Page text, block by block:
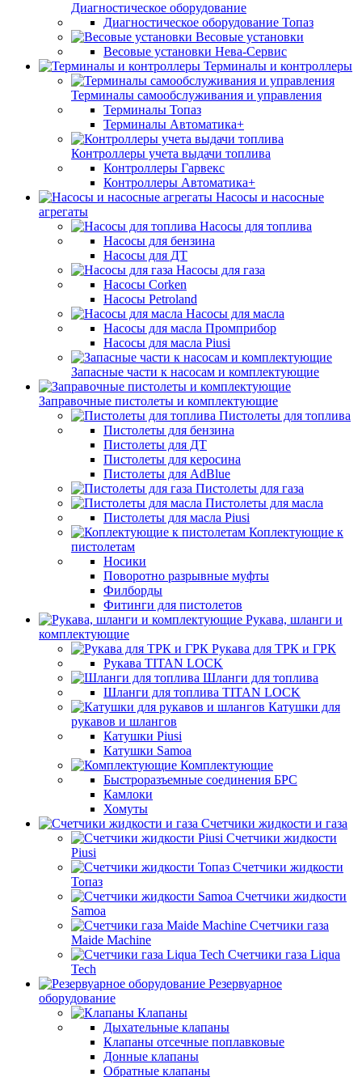
Диагностическое оборудование
Диагностическое оборудование Топаз
Весовые установки
Весовые установки Нева-Сервис
Терминалы и контроллеры
Терминалы самообслуживания и управления
Терминалы Топаз
Терминалы Автоматика+
Контроллеры учета выдачи топлива
Контроллеры Гарвекс
Контроллеры Автоматика+
Насосы и насосные
агрегаты
Насосы для топлива
Насосы для бензина
Насосы для ДТ
Насосы для газа
Насосы Corken
Насосы Petroland
Насосы для масла
Насосы для масла Промприбор
Насосы для масла Piusi
Запасные части к насосам и комплектующие
Заправочные пистолеты и комплектующие
Пистолеты для топлива
Пистолеты для бензина
Пистолеты для ДТ
Пистолеты для керосина
Пистолеты для AdBlue
Пистолеты для газа
Пистолеты для масла
Пистолеты для масла Piusi
Коплектующие к
пистолетам
Носики
Поворотно разрывные муфты
Филборды
Фитинги для пистолетов
Рукава, шланги и
комплектующие
Рукава для ТРК и ГРК
Рукава TITAN LOCK
Шланги для топлива
Шланги для топлива TITAN LOCK
Катушки для
рукавов и шлангов
Катушки Piusi
Катушки Samoa
Комплектующие
Быстроразъемные соединения БРС
Камлоки
Хомуты
Счетчики жидкости и газа
Счетчики жидкости
Piusi
Счетчики жидкости
Топаз
Счетчики жидкости
Samoa
Счетчики газа
Maide Machine
Счетчики газа Liqua
Tech
Резервуарное
оборудование
Клапаны
Дыхательные клапаны
Клапаны отсечные поплавковые
Донные клапаны
Обратные клапаны